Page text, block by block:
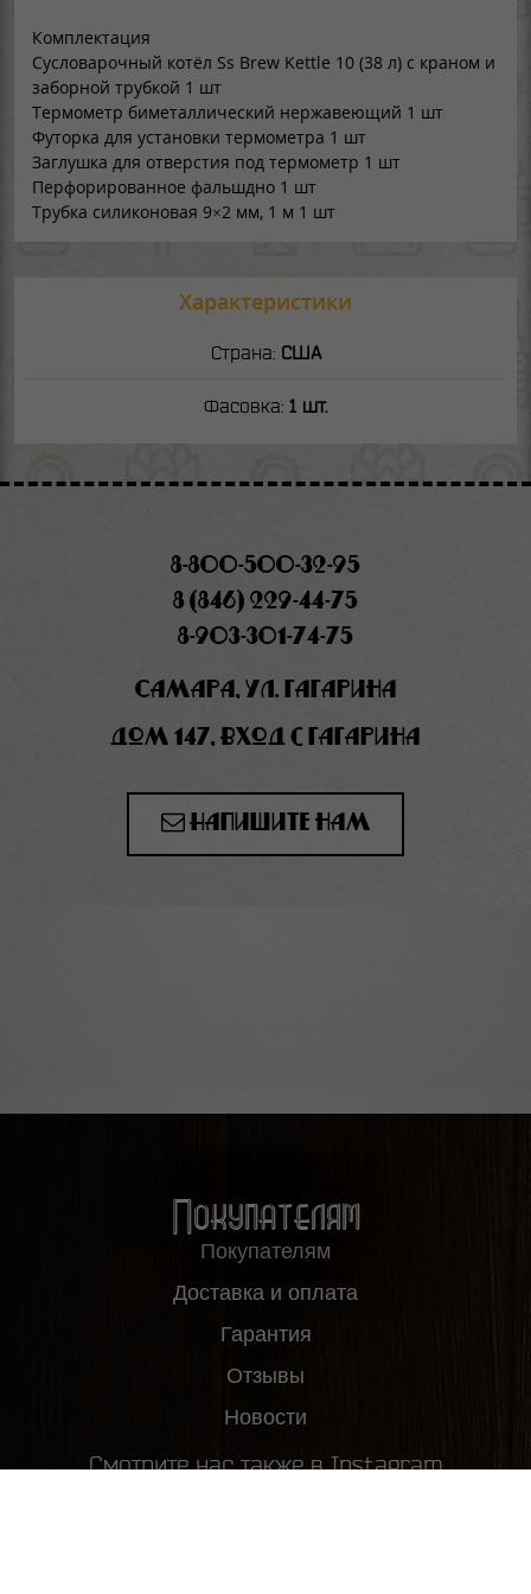
Комплектация
Cусловарочный котёл Ss Brew Kettle 10 (38 л) с краном и
заборной трубкой 1 шт
Термометр биметаллический нержавеющий 1 шт
Футорка для установки термометра 1 шт
Заглушка для отверстия под термометр 1 шт
Перфорированное фальшдно 1 шт
Трубка силиконовая 9×2 мм, 1 м 1 шт
Характеристики
Страна: США
Фасовка: 1 шт.
8-800-500-32-95
8 (846) 229-44-75
8-903-301-74-75
Самара, ул. Гагарина
дом 147, вход с Гагарина
Напишите нам
Покупателям
Покупателям
Доставка и оплата
Гарантия
Отзывы
Новости
Смотрите нас также в Instagram